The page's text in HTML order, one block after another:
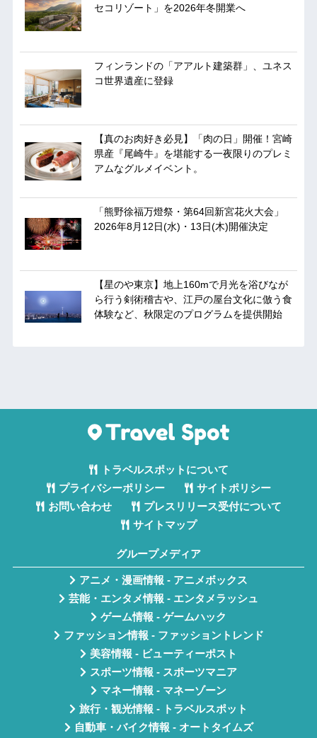
セコリゾート」を2026年冬開業へ
フィンランドの「アアルト建築群」、ユネス
コ世界遺産に登録
【真のお肉好き必見】「肉の日」開催！宮崎
県産『尾崎牛』を堪能する一夜限りのプレミ
アムなグルメイベント。
「熊野徐福万燈祭・第64回新宮花火大会」
2026年8月12日(水)・13日(木)開催決定
【星のや東京】地上160mで月光を浴びなが
ら行う剣術稽古や、江戸の屋台文化に倣う食
体験など、秋限定のプログラムを提供開始
トラベルスポットについて
プライバシーポリシー
サイトポリシー
お問い合わせ
プレスリリース受付について
サイトマップ
グループメディア
アニメ・漫画情報 - アニメボックス
芸能・エンタメ情報 - エンタメラッシュ
ゲーム情報 - ゲームハック
ファッション情報 - ファッショントレンド
美容情報 - ビューティーポスト
スポーツ情報 - スポーツマニア
マネー情報 - マネーゾーン
旅行・観光情報 - トラベルスポット
自動車・バイク情報 - オートタイムズ